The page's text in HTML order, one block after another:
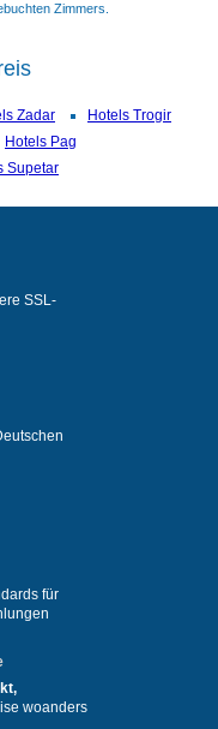
Zimmers.
Zadar
Hotels Trogir
Hotels Pag
Supetar
SSL-
für
woanders